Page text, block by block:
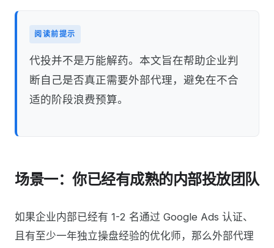
阅读前提示
代投并不是万能解药。本文旨在帮助企业判
断自己是否真正需要外部代理，避免在不合
适的阶段浪费预算。
场景一：你已经有成熟的内部投放团队
如果企业内部已经有 1-2 名通过 Google Ads 认证、
且有至少一年独立操盘经验的优化师，那么外部代理